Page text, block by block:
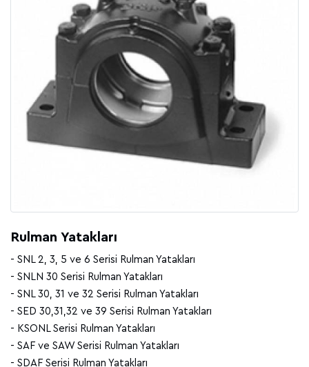
Rulman Yatakları
- SNL 2, 3, 5 ve 6 Serisi Rulman Yatakları
- SNLN 30 Serisi Rulman Yatakları
- SNL 30, 31 ve 32 Serisi Rulman Yatakları
- SED 30,31,32 ve 39 Serisi Rulman Yatakları
- KSONL Serisi Rulman Yatakları
- SAF ve SAW Serisi Rulman Yatakları
- SDAF Serisi Rulman Yatakları